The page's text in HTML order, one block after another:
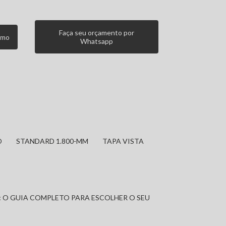
Faça seu orçamento por
Whatsapp
STANDARD 1.800-MM TAPA VISTA
GUIA COMPLETO PARA ESCOLHER O SEU